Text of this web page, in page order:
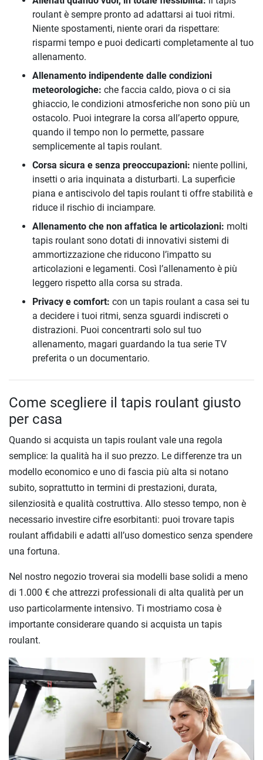
roulant è sempre pronto ad adattarsi ai tuoi ritmi.
Niente spostamenti, niente orari da rispettare:
risparmi tempo e puoi dedicarti completamente al tuo
allenamento.
Allenamento indipendente dalle condizioni
meteorologiche: che faccia caldo, piova o ci sia
ghiaccio, le condizioni atmosferiche non sono più un
ostacolo. Puoi integrare la corsa all’aperto oppure,
quando il tempo non lo permette, passare
semplicemente al tapis roulant.
Corsa sicura e senza preoccupazioni: niente pollini,
insetti o aria inquinata a disturbarti. La superficie
piana e antiscivolo del tapis roulant ti offre stabilità e
riduce il rischio di inciampare.
Allenamento che non affatica le articolazioni: molti
tapis roulant sono dotati di innovativi sistemi di
ammortizzazione che riducono l’impatto su
articolazioni e legamenti. Così l’allenamento è più
leggero rispetto alla corsa su strada.
Privacy e comfort: con un tapis roulant a casa sei tu
a decidere i tuoi ritmi, senza sguardi indiscreti o
distrazioni. Puoi concentrarti solo sul tuo
allenamento, magari guardando la tua serie TV
preferita o un documentario.
Come scegliere il tapis roulant giusto
per casa
Quando si acquista un tapis roulant vale una regola
semplice: la qualità ha il suo prezzo. Le differenze tra un
modello economico e uno di fascia più alta si notano
subito, soprattutto in termini di prestazioni, durata,
silenziosità e qualità costruttiva. Allo stesso tempo, non è
necessario investire cifre esorbitanti: puoi trovare tapis
roulant affidabili e adatti all’uso domestico senza spendere
una fortuna.
Nel nostro negozio troverai sia modelli base solidi a meno
di 1.000 € che attrezzi professionali di alta qualità per un
uso particolarmente intensivo. Ti mostriamo cosa è
importante considerare quando si acquista un tapis
roulant.